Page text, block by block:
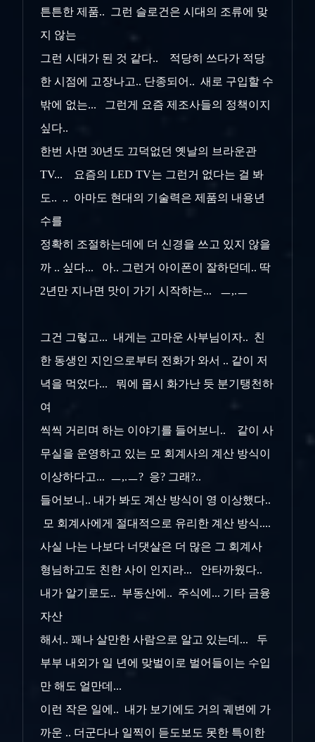
튼튼한 제품.. 그런 슬로건은 시대의 조류에 맞
지 않는
그런 시대가 된 것 같다.. 적당히 쓰다가 적당
한 시점에 고장나고.. 단종되어.. 새로 구입할 수
밖에 없는... 그런게 요즘 제조사들의 정책이지
싶다..
한번 사면 30년도 끄덕없던 옛날의 브라운관
TV... 요즘의 LED TV는 그런거 없다는 걸 봐
도.. .. 아마도 현대의 기술력은 제품의 내용년
수를
정확히 조절하는데에 더 신경을 쓰고 있지 않을
까 .. 싶다... 아.. 그런거 아이폰이 잘하던데.. 딱
2년만 지나면 맛이 가기 시작하는... ㅡ,.ㅡ
그건 그렇고... 내게는 고마운 사부님이자.. 친
한 동생인 지인으로부터 전화가 와서 .. 같이 저
녁을 먹었다... 뭐에 몹시 화가난 듯 분기탱천하
여
씩씩 거리며 하는 이야기를 들어보니.. 같이 사
무실을 운영하고 있는 모 회계사의 계산 방식이
이상하다고... ㅡ,.ㅡ? 응? 그래?..
들어보니.. 내가 봐도 계산 방식이 영 이상했다..
모 회계사에게 절대적으로 유리한 계산 방식....
사실 나는 나보다 너댓살은 더 많은 그 회계사
형님하고도 친한 사이 인지라... 안타까웠다..
내가 알기로도.. 부동산에.. 주식에... 기타 금융
자산
해서.. 꽤나 살만한 사람으로 알고 있는데... 두
부부 내외가 일 년에 맞벌이로 벌어들이는 수입
만 해도 얼만데...
이런 작은 일에.. 내가 보기에도 거의 궤변에 가
까운 .. 더군다나 일찍이 듣도보도 못한 특이한